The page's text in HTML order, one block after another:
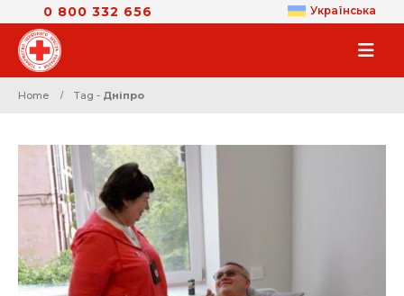
0 800 332 656 Українська
Home Tag - Дніпро